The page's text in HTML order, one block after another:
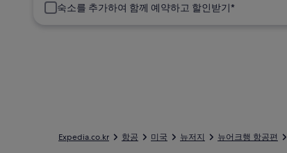
숙소를 추가하여 함께 예약하고 할인받기*
Expedia.co.kr 항공 미국 뉴저지 뉴어크행 항공편